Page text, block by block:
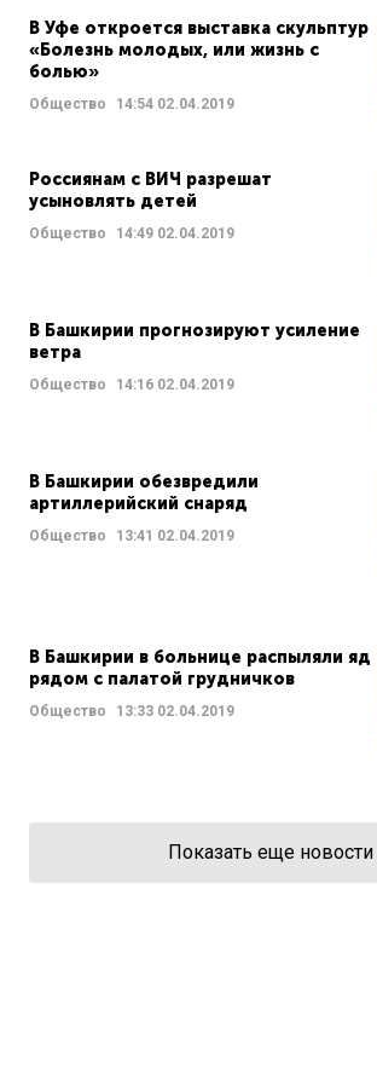
В Уфе откроется выставка скульптур
«Болезнь молодых, или жизнь с
болью»
Общество 14:54 02.04.2019
Россиянам с ВИЧ разрешат
усыновлять детей
Общество 14:49 02.04.2019
В Башкирии прогнозируют усиление
ветра
Общество 14:16 02.04.2019
В Башкирии обезвредили
артиллерийский снаряд
Общество 13:41 02.04.2019
В Башкирии в больнице распыляли яд
рядом с палатой грудничков
Общество 13:33 02.04.2019
Показать еще новости